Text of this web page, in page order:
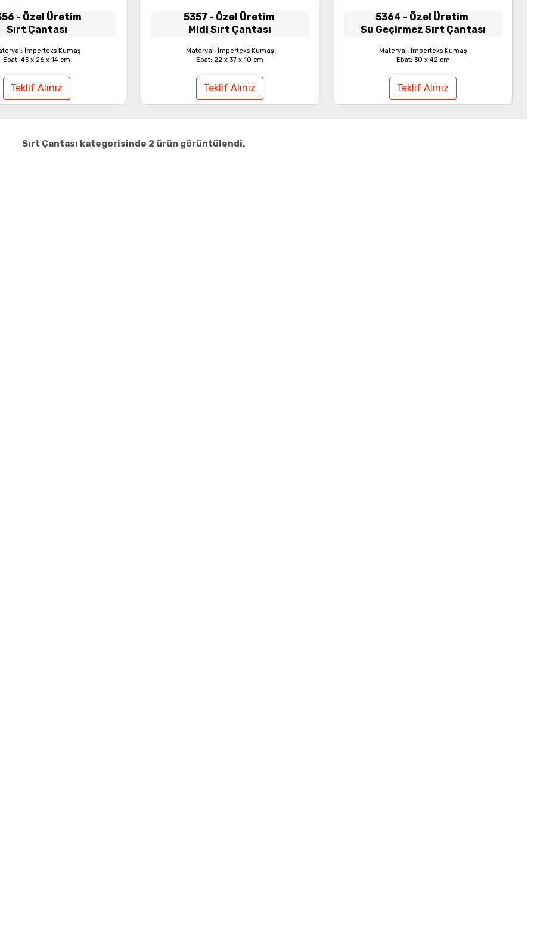
- Özel Üretim
Sırt Çantası
İmperteks Kumaş
Ebat: 43 x 26 x 14 cm
Teklif Alınız
5357 - Özel Üretim
Midi Sırt Çantası
Materyal: İmperteks Kumaş
Ebat: 22 x 37 x 10 cm
Teklif Alınız
5364 - Özel Üretim
Su Geçirmez Sırt Çantası
Materyal: İmperteks Kumaş
Ebat: 30 x 42 cm
Teklif Alınız
Sırt Çantası kategorisinde 2 ürün görüntülendi.